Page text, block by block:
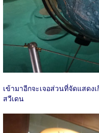
เข้ามาอีกจะเจอส่วนที่จัดแสด
สวีเดน